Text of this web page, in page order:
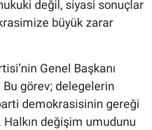
değil, siyasi sonuçlar
büyük zarar
Genel Başkanı
Bu görev; delegelerin
demokrasisinin gereği
değişim umudunu